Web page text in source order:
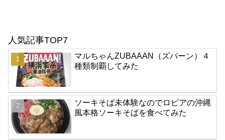
人気記事TOP7
マルちゃんZUBAAAN（ズバーン）４
種類制覇してみた
ソーキそば未体験なのでロピアの沖縄
風本格ソーキそばを食べてみた